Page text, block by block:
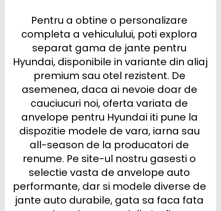
Pentru a obtine o personalizare
completa a vehiculului, poti explora
separat gama de jante pentru
Hyundai, disponibile in variante din aliaj
premium sau otel rezistent. De
asemenea, daca ai nevoie doar de
cauciucuri noi, oferta variata de
anvelope pentru Hyundai iti pune la
dispozitie modele de vara, iarna sau
all-season de la producatori de
renume. Pe site-ul nostru gasesti o
selectie vasta de anvelope auto
performante, dar si modele diverse de
jante auto durabile, gata sa faca fata